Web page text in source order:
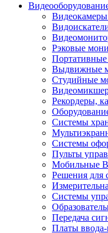
Рэковые
Выдвижные
Студийные
Рекордеры,
Системы
Системы
Пульты
Мобильные
Решения для
Системы
Передача
Платы